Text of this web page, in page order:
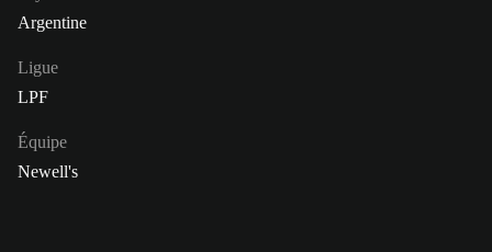
Argentine
Ligue
LPF
Équipe
Newell's